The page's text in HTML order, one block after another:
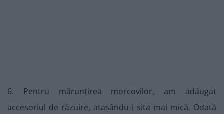
6. Pentru mărunțirea morcovilor, am adăugat
accesoriul de răzuire, atașându-i sita mai mică. Odată